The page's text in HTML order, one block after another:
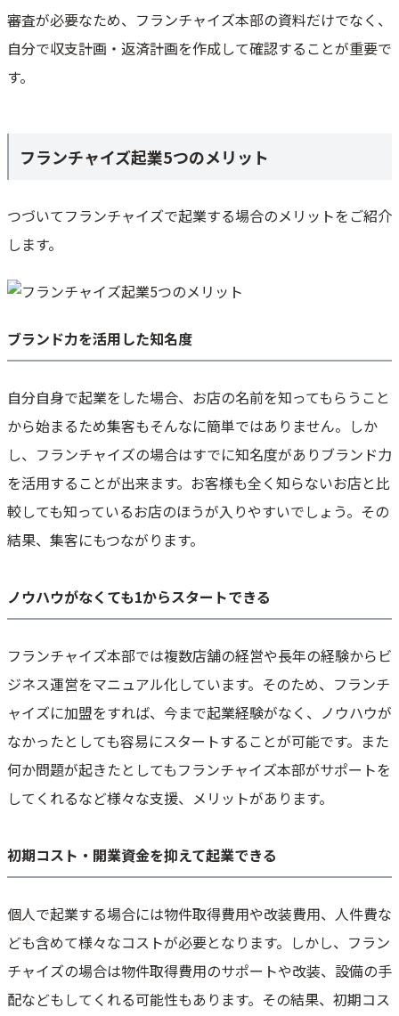
審査が必要なため、フランチャイズ本部の資料だけでなく、
自分で収支計画・返済計画を作成して確認することが重要で
す。
フランチャイズ起業5つのメリット
つづいてフランチャイズで起業する場合のメリットをご紹介
します。
ブランド力を活用した知名度
自分自身で起業をした場合、お店の名前を知ってもらうこと
から始まるため集客もそんなに簡単ではありません。しか
し、フランチャイズの場合はすでに知名度がありブランド力
を活用することが出来ます。お客様も全く知らないお店と比
較しても知っているお店のほうが入りやすいでしょう。その
結果、集客にもつながります。
ノウハウがなくても1からスタートできる
フランチャイズ本部では複数店舗の経営や長年の経験からビ
ジネス運営をマニュアル化しています。そのため、フランチ
ャイズに加盟をすれば、今まで起業経験がなく、ノウハウが
なかったとしても容易にスタートすることが可能です。また
何か問題が起きたとしてもフランチャイズ本部がサポートを
してくれるなど様々な支援、メリットがあります。
初期コスト・開業資金を抑えて起業できる
個人で起業する場合には物件取得費用や改装費用、人件費な
ども含めて様々なコストが必要となります。しかし、フラン
チャイズの場合は物件取得費用のサポートや改装、設備の手
配などもしてくれる可能性もあります。その結果、初期コス